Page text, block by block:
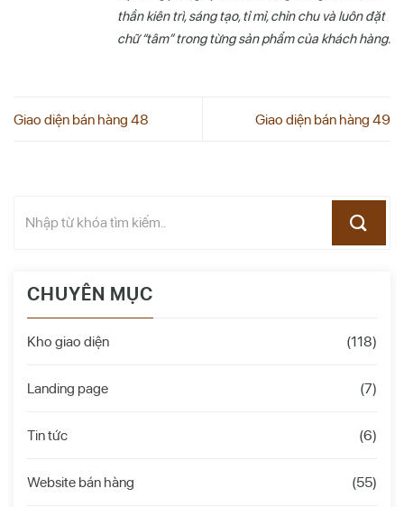
thần kiên trì, sáng tạo, tỉ mỉ, chỉn chu và luôn đặt
chữ “tâm” trong từng sản phẩm của khách hàng.
Giao diện bán hàng 48 Giao diện bán hàng 49
CHUYÊN MỤC
Kho giao diện (118)
Landing page (7)
Tin tức (6)
Website bán hàng (55)